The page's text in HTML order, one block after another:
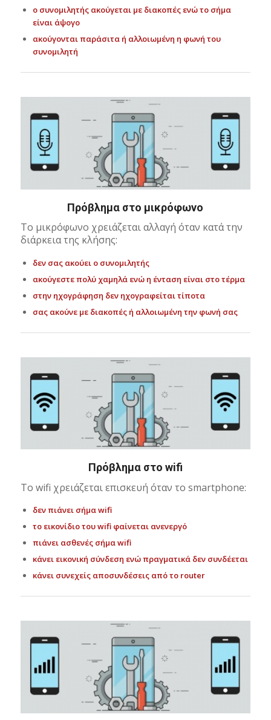
ο συνομιλητής ακούγεται με διακοπές ενώ το σήμα
είναι άψογο
ακούγονται παράσιτα ή αλλοιωμένη η φωνή του
συνομιλητή
Πρόβλημα στο μικρόφωνο
Το μικρόφωνο χρειάζεται αλλαγή όταν κατά την
διάρκεια της κλήσης:
δεν σας ακούει ο συνομιλητής
ακούγεστε πολύ χαμηλά ενώ η ένταση είναι στο τέρμα
στην ηχογράφηση δεν ηχογραφείται τίποτα
σας ακούνε με διακοπές ή αλλοιωμένη την φωνή σας
Πρόβλημα στο wifi
Το wifi χρειάζεται επισκευή όταν το smartphone:
δεν πιάνει σήμα wifi
το εικονίδιο του wifi φαίνεται ανενεργό
πιάνει ασθενές σήμα wifi
κάνει εικονική σύνδεση ενώ πραγματικά δεν συνδέεται
κάνει συνεχείς αποσυνδέσεις από το router